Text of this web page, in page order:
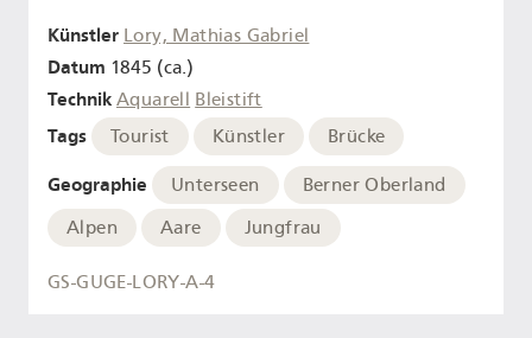
Künstler Lory, Mathias Gabriel
Datum 1845 (ca.)
Technik Aquarell Bleistift
Tags Tourist Künstler Brücke
Geographie Unterseen
Berner Oberland
Alpen
Aare Jungfrau
GS-GUGE-LORY-A-4